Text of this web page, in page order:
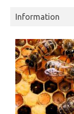
Information